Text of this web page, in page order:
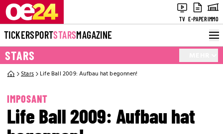
TV E-PAPERIMMO
TICKERSPORTSTARSMAGAZINE
STARS
Stars Life Ball 2009: Aufbau hat begonnen!
IMPOSANT
Life Ball 2009: Aufbau hat